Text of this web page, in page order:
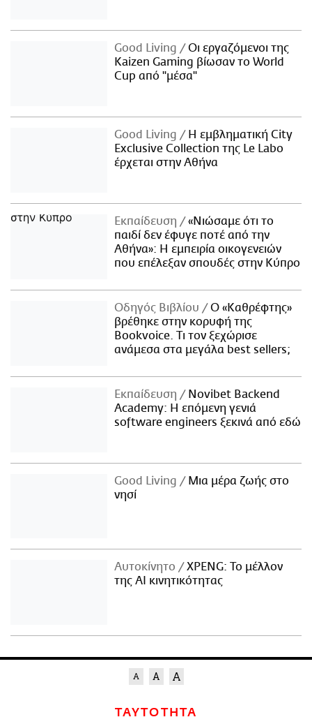
Good Living
Οι εργαζόμενοι της
Kaizen Gaming βίωσαν το World
Cup από "μέσα"
Good Living
Η εμβληματική City
Exclusive Collection της Le Labo
έρχεται στην Αθήνα
Εκπαίδευση
«Νιώσαμε ότι το
παιδί δεν έφυγε ποτέ από την
Αθήνα»: Η εμπειρία οικογενειών
που επέλεξαν σπουδές στην Κύπρο
Οδηγός Βιβλίου
Ο «Καθρέφτης»
βρέθηκε στην κορυφή της
Bookvoice. Τι τον ξεχώρισε
ανάμεσα στα μεγάλα best sellers;
Εκπαίδευση
Novibet Backend
Academy: Η επόμενη γενιά
software engineers ξεκινά από εδώ
Good Living
Μια μέρα ζωής στο
νησί
Αυτοκίνητο
XPENG: Το μέλλον
της AI κινητικότητας
ΤΑΥΤΟΤΗΤΑ